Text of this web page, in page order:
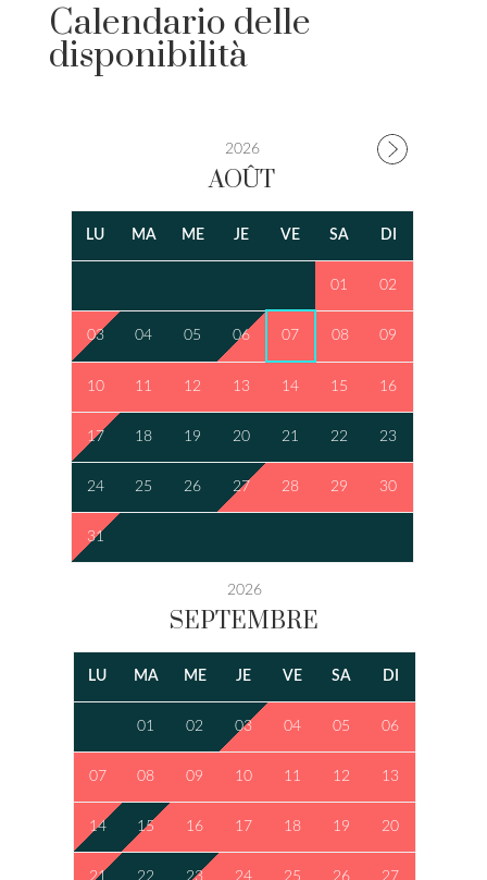
Calendario delle
disponibilità
2026
AOÛT
LU MA ME JE VE SA DI
01 02
03 04 05 06 07 08 09
10 11 12 13 14 15 16
17 18 19 20 21 22 23
24 25 26 27 28 29 30
31
2026
SEPTEMBRE
LU MA ME JE VE SA DI
01 02 03 04 05 06
07 08 09 10 11 12 13
14 15 16 17 18 19 20